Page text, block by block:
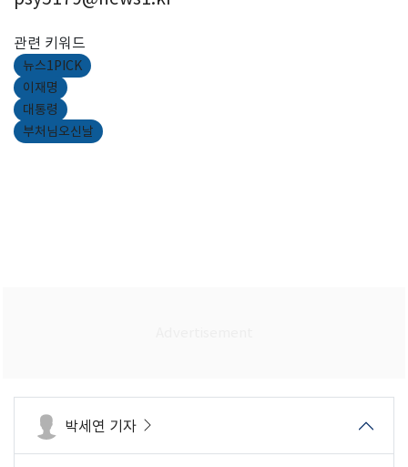
관련 키워드
뉴스1PICK
이재명
대통령
부처님오신날
박세연 기자